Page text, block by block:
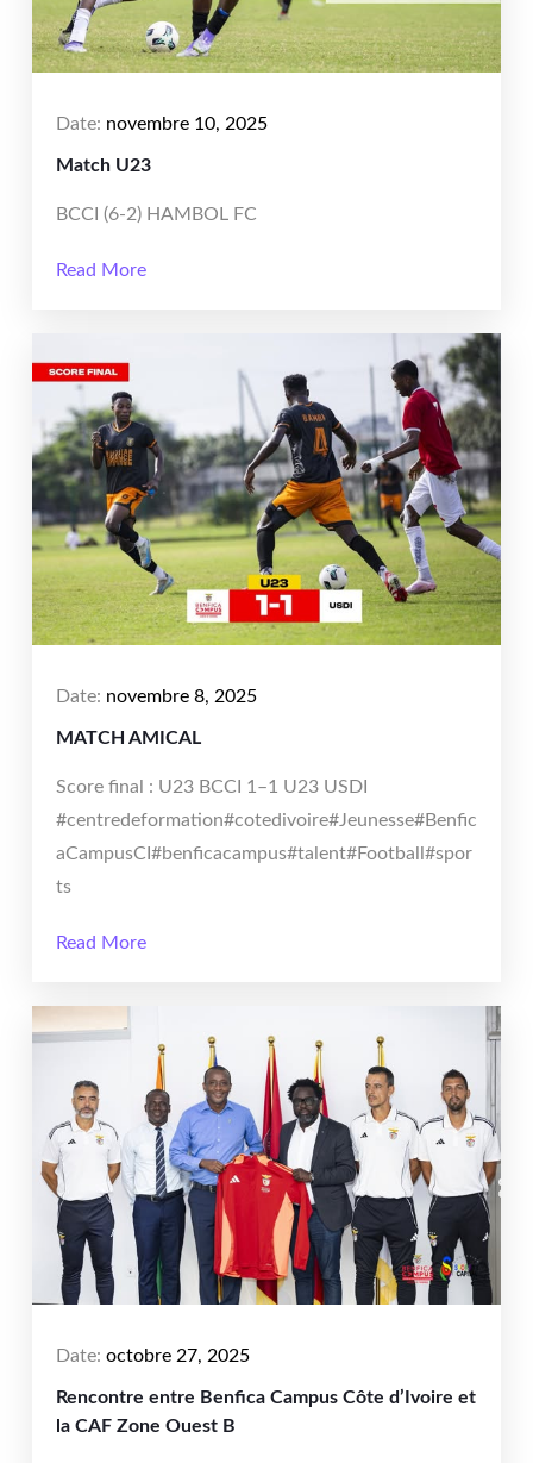
Date: novembre 10, 2025
Match U23
BCCI (6-2) HAMBOL FC
Read More
Date: novembre 8, 2025
MATCH AMICAL
Score final : U23 BCCI 1–1 U23 USDI
#centredeformation#cotedivoire#Jeunesse#Benfic
aCampusCI#benficacampus#talent#Football#spor
ts
Read More
Date: octobre 27, 2025
Rencontre entre Benfica Campus Côte d’Ivoire et
la CAF Zone Ouest B